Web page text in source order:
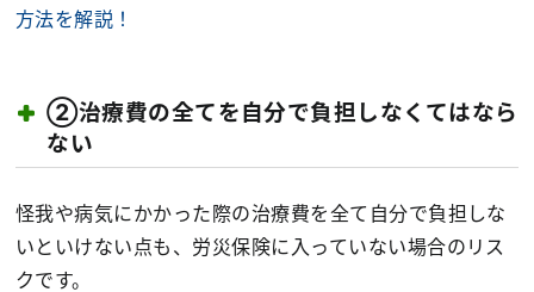
方法を解説！
②治療費の全てを自分で負担しなくてはなら
ない
怪我や病気にかかった際の治療費を全て自分で負担しな
いといけない点も、労災保険に入っていない場合のリス
クです。